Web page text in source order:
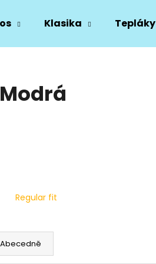
Klasika Tepláky
Regular fit
Abecedně